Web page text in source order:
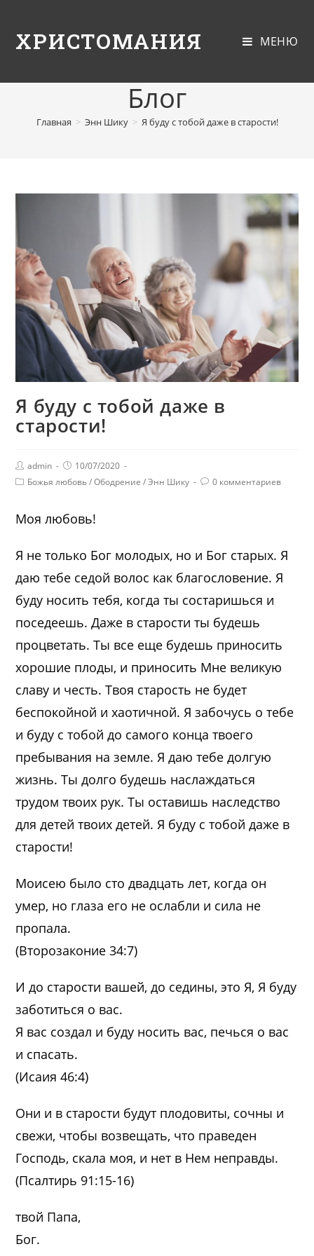
ХРИСТОМАНИЯ МЕНЮ
Блог
Главная > Энн Шику > Я буду с тобой даже в старости!
Я буду с тобой даже в
старости!
admin
10/07/2020
Божья любовь / Ободрение / Энн Шику 0 комментариев
Моя любовь!
Я не только Бог молодых, но и Бог старых. Я
даю тебе седой волос как благословение. Я
буду носить тебя, когда ты состаришься и
поседеешь. Даже в старости ты будешь
процветать. Ты все еще будешь приносить
хорошие плоды, и приносить Мне великую
славу и честь. Твоя старость не будет
беспокойной и хаотичной. Я забочусь о тебе
и буду с тобой до самого конца твоего
пребывания на земле. Я даю тебе долгую
жизнь. Ты долго будешь наслаждаться
трудом твоих рук. Ты оставишь наследство
для детей твоих детей. Я буду с тобой даже в
старости!
Моисею было сто двадцать лет, когда он
умер, но глаза его не ослабли и сила не
пропала.
(Второзаконие 34:7)
И до старости вашей, до седины, это Я, Я буду
заботиться о вас.
Я вас создал и буду носить вас, печься о вас
и спасать.
(Исаия 46:4)
Они и в старости будут плодовиты, сочны и
свежи, чтобы возвещать, что праведен
Господь, скала моя, и нет в Нем неправды.
(Псалтирь 91:15-16)
твой Папа,
Бог.